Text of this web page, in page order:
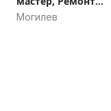
компьютеров и
Могилев